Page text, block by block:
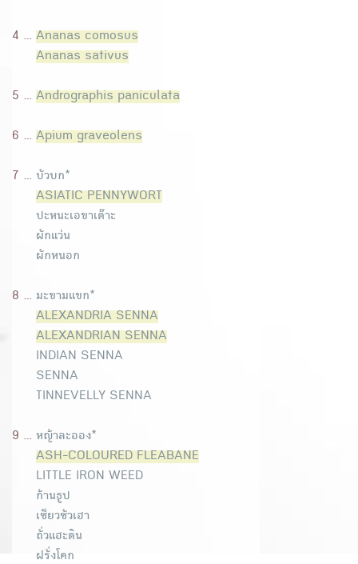
4 ... Ananas comosus
Ananas sativus
5 ... Andrographis paniculata
6 ... Apium graveolens
7 ... บัวบก*
ASIATIC PENNYWORT
ปะหนะเอขาเด๊าะ
ผักแว่น
ผักหนอก
8 ... มะขามแขก*
ALEXANDRIA SENNA
ALEXANDRIAN SENNA
INDIAN SENNA
SENNA
TINNEVELLY SENNA
9 ... หญ้าละออง*
ASH-COLOURED FLEABANE
LITTLE IRON WEED
ก้านธูป
เซียวซัวเฮา
ถั่วแฮะดิน
ฝรั่งโคก